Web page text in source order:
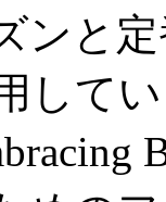
ンと
して